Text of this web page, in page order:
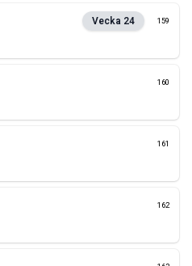
Vecka 24 159
160
161
162